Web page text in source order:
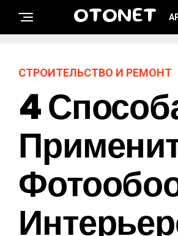
OTONET
СТРОИТЕЛЬСТВО И РЕМОНТ
4